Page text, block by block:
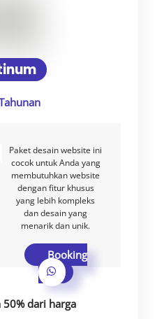
Paket desain website ini
cocok untuk Anda yang
membutuhkan website
dengan fitur khusus
yang lebih kompleks
dan desain yang
menarik dan unik.
Booking
50% dari harga